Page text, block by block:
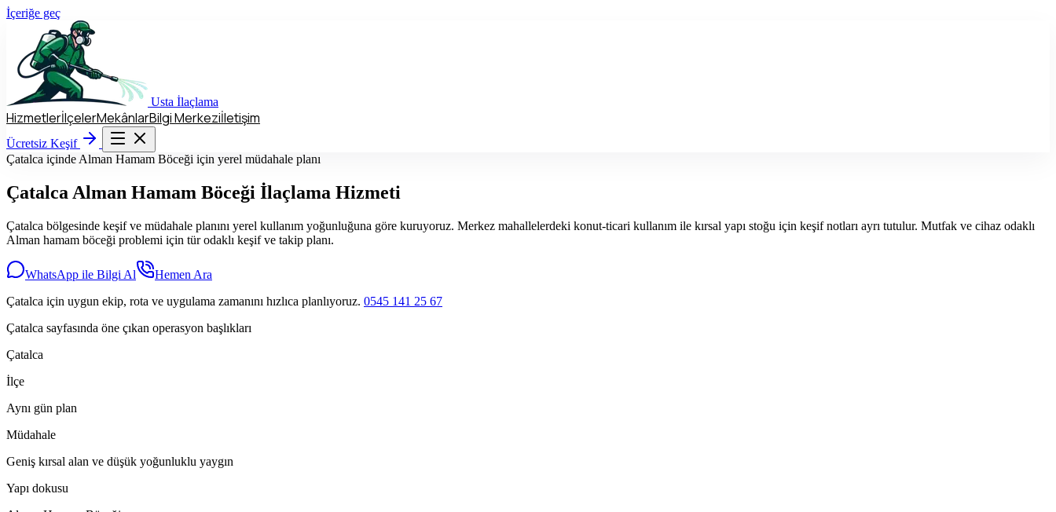
İçeriğe geç
Usta İlaçlama
HizmetlerİlçelerMekânlarBilgi Merkeziİletişim
Ücretsiz Keşif
Hizmetler İlçeler Mekânlar Bilgi Merkezi
Çatalca içinde Alman Hamam Böceği için yerel müdahale planı
Çatalca Alman Hamam Böceği İlaçlama Hizmeti
Çatalca bölgesinde keşif ve müdahale planını yerel kullanım yoğunluğuna göre kuruyoruz. Merkez mahallelerdeki konut-ticari kullanım ile kırsal yapı stoğu için keşif notları ayrı tutulur. Mutfak ve cihaz odaklı
Alman hamam böceği problemi için tür odaklı keşif ve takip planı.
WhatsApp ile Bilgi Al
Hemen Ara
Çatalca için uygun ekip, rota ve uygulama zamanını hızlıca planlıyoruz. 0545 141 25 67
Çatalca sayfasında öne çıkan operasyon başlıkları
Çatalca
İlçe
Aynı gün plan
Müdahale
Geniş kırsal alan ve düşük yoğunluklu yaygın
Yapı dokusu